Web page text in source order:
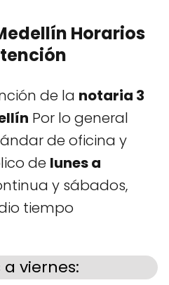
Horarios
de la notaria 3
Por lo general
de oficina y
de lunes a
y sábados,
tiempo
viernes: